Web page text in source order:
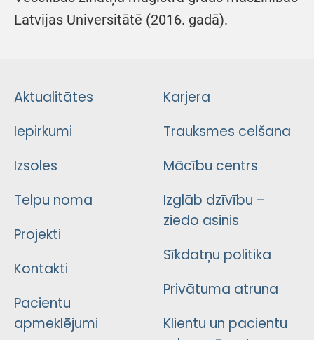
Latvijas Universitātē (2016. gadā).
Aktualitātes
Iepirkumi
Izsoles
Telpu noma
Projekti
Kontakti
Pacientu
apmeklējumi
Karjera
Trauksmes celšana
Mācību centrs
Izglāb dzīvību –
ziedo asinis
Sīkdatņu politika
Privātuma atruna
Klientu un pacientu